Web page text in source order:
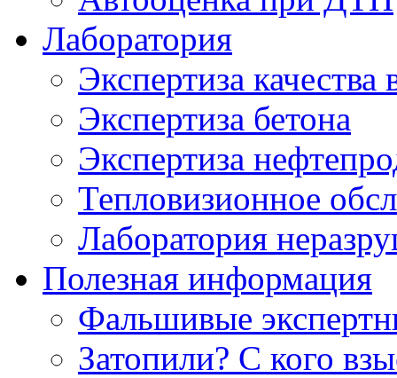
Лаборатория
Экспертиза качества
Экспертиза бетона
Экспертиза
Тепловизионное
Лаборатория
Полезная информация
Фальшивые
Затопили? С кого